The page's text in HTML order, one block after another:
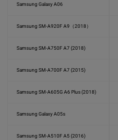
Samsung Galaxy A06
Samsung SM-A920F A9（2018）
Samsung SM-A750F A7 (2018)
Samsung SM-A700F A7 (2015)
Samsung SM-A605G A6 Plus (2018)
Samsung Galaxy A05s
Samsung SM-A510F A5 (2016)